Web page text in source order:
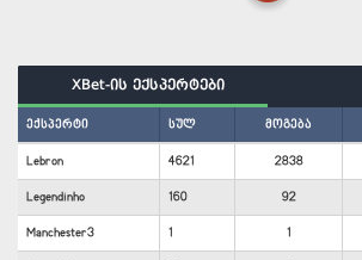
XBet-ის ექსპერტები
ექსპერტი სულ მოგება
Lebron 4621 2838
Legendinho 160 92
Manchester3 1 1